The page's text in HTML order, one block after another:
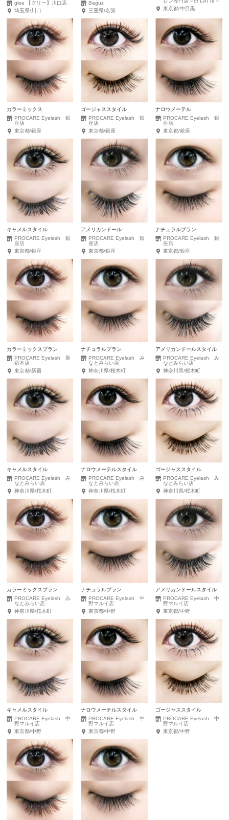
glee 【グリー】川口店
埼玉県/川口
Baguz
三重県/名張
東京都/中目黒
カラーミックス
PROCARE Eyelash 銀
座店
東京都/銀座
ゴージャススタイル
PROCARE Eyelash 銀
座店
東京都/銀座
ナロウメーテル
PROCARE Eyelash 銀
座店
東京都/銀座
キャメルスタイル
PROCARE Eyelash 銀
座店
東京都/銀座
アメリカンドール
PROCARE Eyelash 銀
座店
東京都/銀座
ナチュラルプラン
PROCARE Eyelash 銀
座店
東京都/銀座
カラーミックスプラン
PROCARE Eyelash 新
宿本店
東京都/新宿
ナチュラルプラン
PROCARE Eyelash み
なとみらい店
神奈川県/桜木町
アメリカンドールスタイル
PROCARE Eyelash み
なとみらい店
神奈川県/桜木町
キャメルスタイル
PROCARE Eyelash み
なとみらい店
神奈川県/桜木町
ナロウメーテルスタイル
PROCARE Eyelash み
なとみらい店
神奈川県/桜木町
ゴージャススタイル
PROCARE Eyelash み
なとみらい店
神奈川県/桜木町
カラーミックスプラン
PROCARE Eyelash み
なとみらい店
神奈川県/桜木町
ナチュラルプラン
PROCARE Eyelash 中
野マルイ店
東京都/中野
アメリカンドールスタイル
PROCARE Eyelash 中
野マルイ店
東京都/中野
キャメルスタイル
PROCARE Eyelash 中
野マルイ店
東京都/中野
ナロウメーテルスタイル
PROCARE Eyelash 中
野マルイ店
東京都/中野
ゴージャススタイル
PROCARE Eyelash 中
野マルイ店
東京都/中野